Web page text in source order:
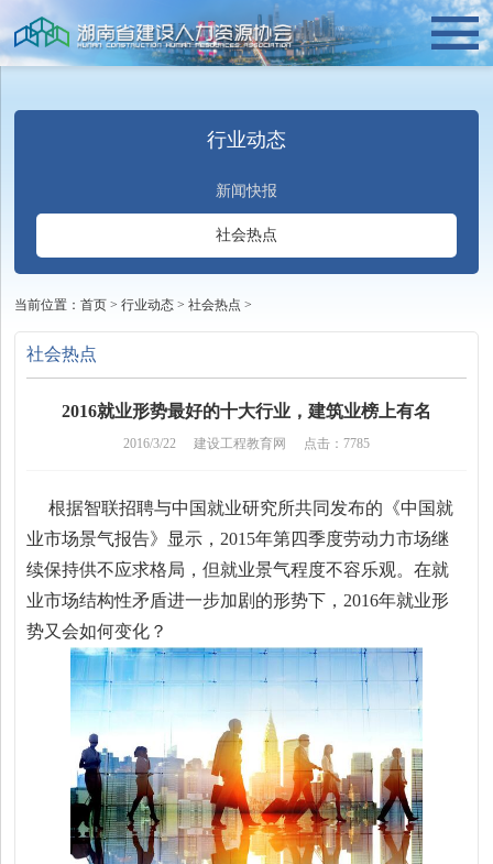
行业动态
新闻快报
社会热点
当前位置：首页 >行业动态 >社会热点 >
社会热点
2016就业形势最好的十大行业，建筑业榜上有名
2016/3/22 建设工程教育网 点击：7785
根据智联招聘与中国就业研究所共同发布的《中国就
业市场景气报告》显示，2015年第四季度劳动力市场继
续保持供不应求格局，但就业景气程度不容乐观。在就
业市场结构性矛盾进一步加剧的形势下，2016年就业形
势又会如何变化？